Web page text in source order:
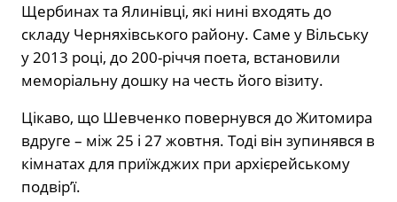
Щербинах та Ялинівці, які нині входять до
складу Черняхівського району. Саме у Вільську
у 2013 році, до 200-річчя поета, встановили
меморіальну дошку на честь його візиту.
Цікаво, що Шевченко повернувся до Житомира
вдруге – між 25 і 27 жовтня. Тоді він зупинявся в
кімнатах для приїжджих при архієрейському
подвір’ї.